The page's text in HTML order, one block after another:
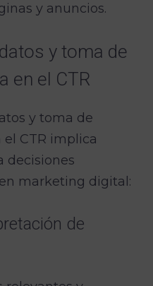
y anuncios.
y toma de
en el CTR
y toma de
el CTR implica
decisiones
marketing digital:
de